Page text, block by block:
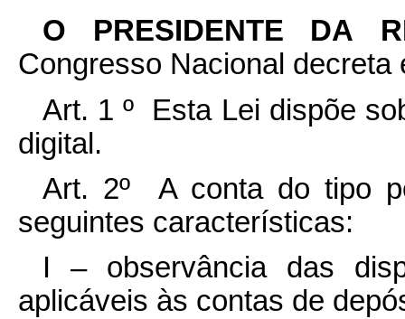
O PRESIDENTE DA
Congresso Nacional
Art. 1 º Esta Lei dispõe
digital.
Art. 2º A conta do tipo
seguintes características:
I – observância das
aplicáveis às contas de